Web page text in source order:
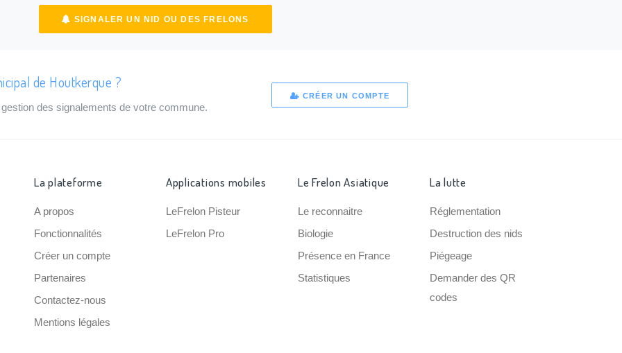
SIGNALER UN NID OU DES FRELONS
de Houtkerque ?
des signalements de votre commune.
CRÉER UN COMPTE
La plateforme
A propos
Fonctionnalités
Créer un compte
Partenaires
Contactez-nous
Mentions légales
Applications mobiles
LeFrelon Pisteur
LeFrelon Pro
Le Frelon Asiatique
Le reconnaitre
Biologie
Présence en France
Statistiques
La lutte
Réglementation
Destruction des nids
Piégeage
Demander des QR
codes